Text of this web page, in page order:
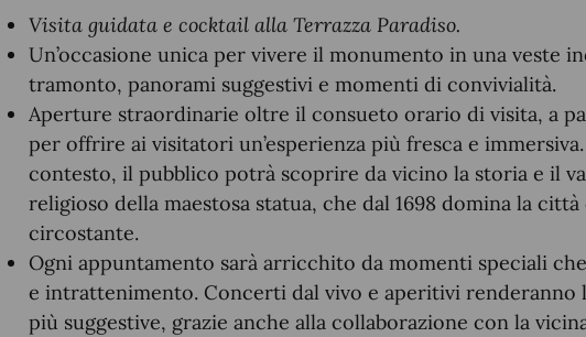
Visita guidata e cocktail alla Terrazza Paradiso.
Un’occasione unica per vivere il monumento in una veste
tramonto, panorami suggestivi e momenti di convivialità.
Aperture straordinarie oltre il consueto orario di visita, a
per offrire ai visitatori un’esperienza più fresca e
contesto, il pubblico potrà scoprire da vicino la storia e il
religioso della maestosa statua, che dal 1698 domina la
circostante.
Ogni appuntamento sarà arricchito da momenti speciali
e intrattenimento. Concerti dal vivo e aperitivi renderanno
più suggestive, grazie anche alla collaborazione con la